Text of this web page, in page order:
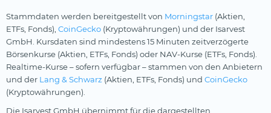
Stammdaten werden bereitgestellt von Morningstar (Aktien,
ETFs, Fonds), CoinGecko (Kryptowährungen) und der Isarvest
GmbH. Kursdaten sind mindestens 15 Minuten zeitverzögerte
Börsenkurse (Aktien, ETFs, Fonds) oder NAV-Kurse (ETFs, Fonds).
Realtime-Kurse – sofern verfügbar – stammen von den Anbietern
und der Lang & Schwarz (Aktien, ETFs, Fonds) und CoinGecko
(Kryptowährungen).
Die Isarvest GmbH übernimmt für die dargestellten